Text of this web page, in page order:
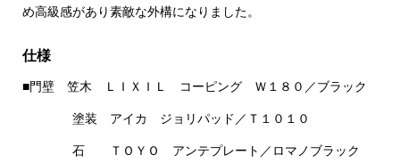
め高級感があり素敵な外構になりました。
仕様
■門壁 笠木 ＬＩＸＩＬ コーピング Ｗ１８０／ブラック
塗装 アイカ ジョリパッド／Ｔ１０１０
石 ＴＯＹＯ アンテプレート／ロマノブラック